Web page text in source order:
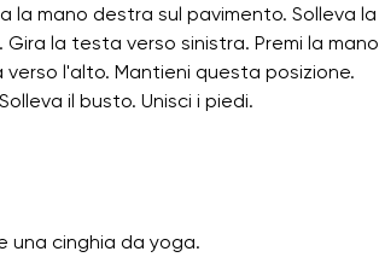
la mano destra sul pavimento. Solleva la
la testa verso sinistra. Premi la mano
l'alto. Mantieni questa posizione.
il busto. Unisci i piedi.
una cinghia da yoga.